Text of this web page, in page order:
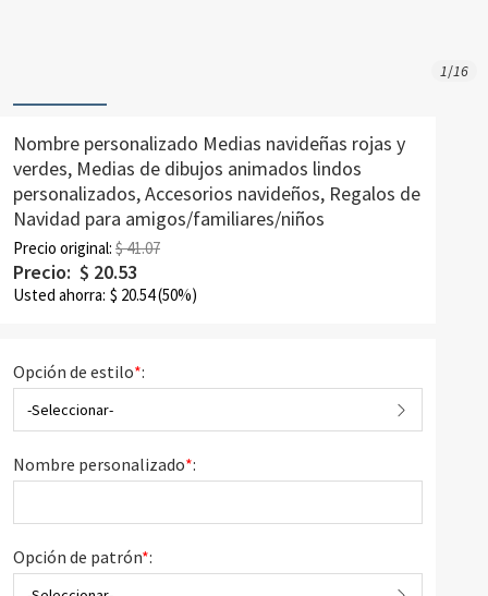
1/16
Nombre personalizado Medias navideñas rojas y
verdes, Medias de dibujos animados lindos
personalizados, Accesorios navideños, Regalos de
Navidad para amigos/familiares/niños
Precio original: $ 41.07
Precio: $ 20.53
Usted ahorra: $ 20.54(50%)
Opción de estilo*:
-Seleccionar-
Nombre personalizado*:
Opción de patrón*: